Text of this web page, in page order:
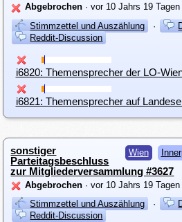
Abgebrochen · vor 10 Jahrs 19
Stimmzettel und Auszählung
·
Reddit-Discussion
i6820: Themensprecher der LO-
i6821: Themensprecher auf
Wien
sonstiger
Parteitagsbeschluss
zur Mitgliederversammlung #3627
Abgebrochen · vor 10 Jahrs 19
Stimmzettel und Auszählung
·
Reddit-Discussion